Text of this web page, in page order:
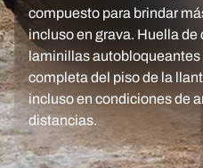
compuesto para brindar
incluso en grava. Huella
laminillas autobloqueantes
completa del piso de la
incluso en condiciones de
distancias.